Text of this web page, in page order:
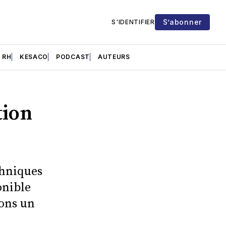
S'IDENTIFIER S’abonner
RH KESACO PODCAST AUTEURS
un